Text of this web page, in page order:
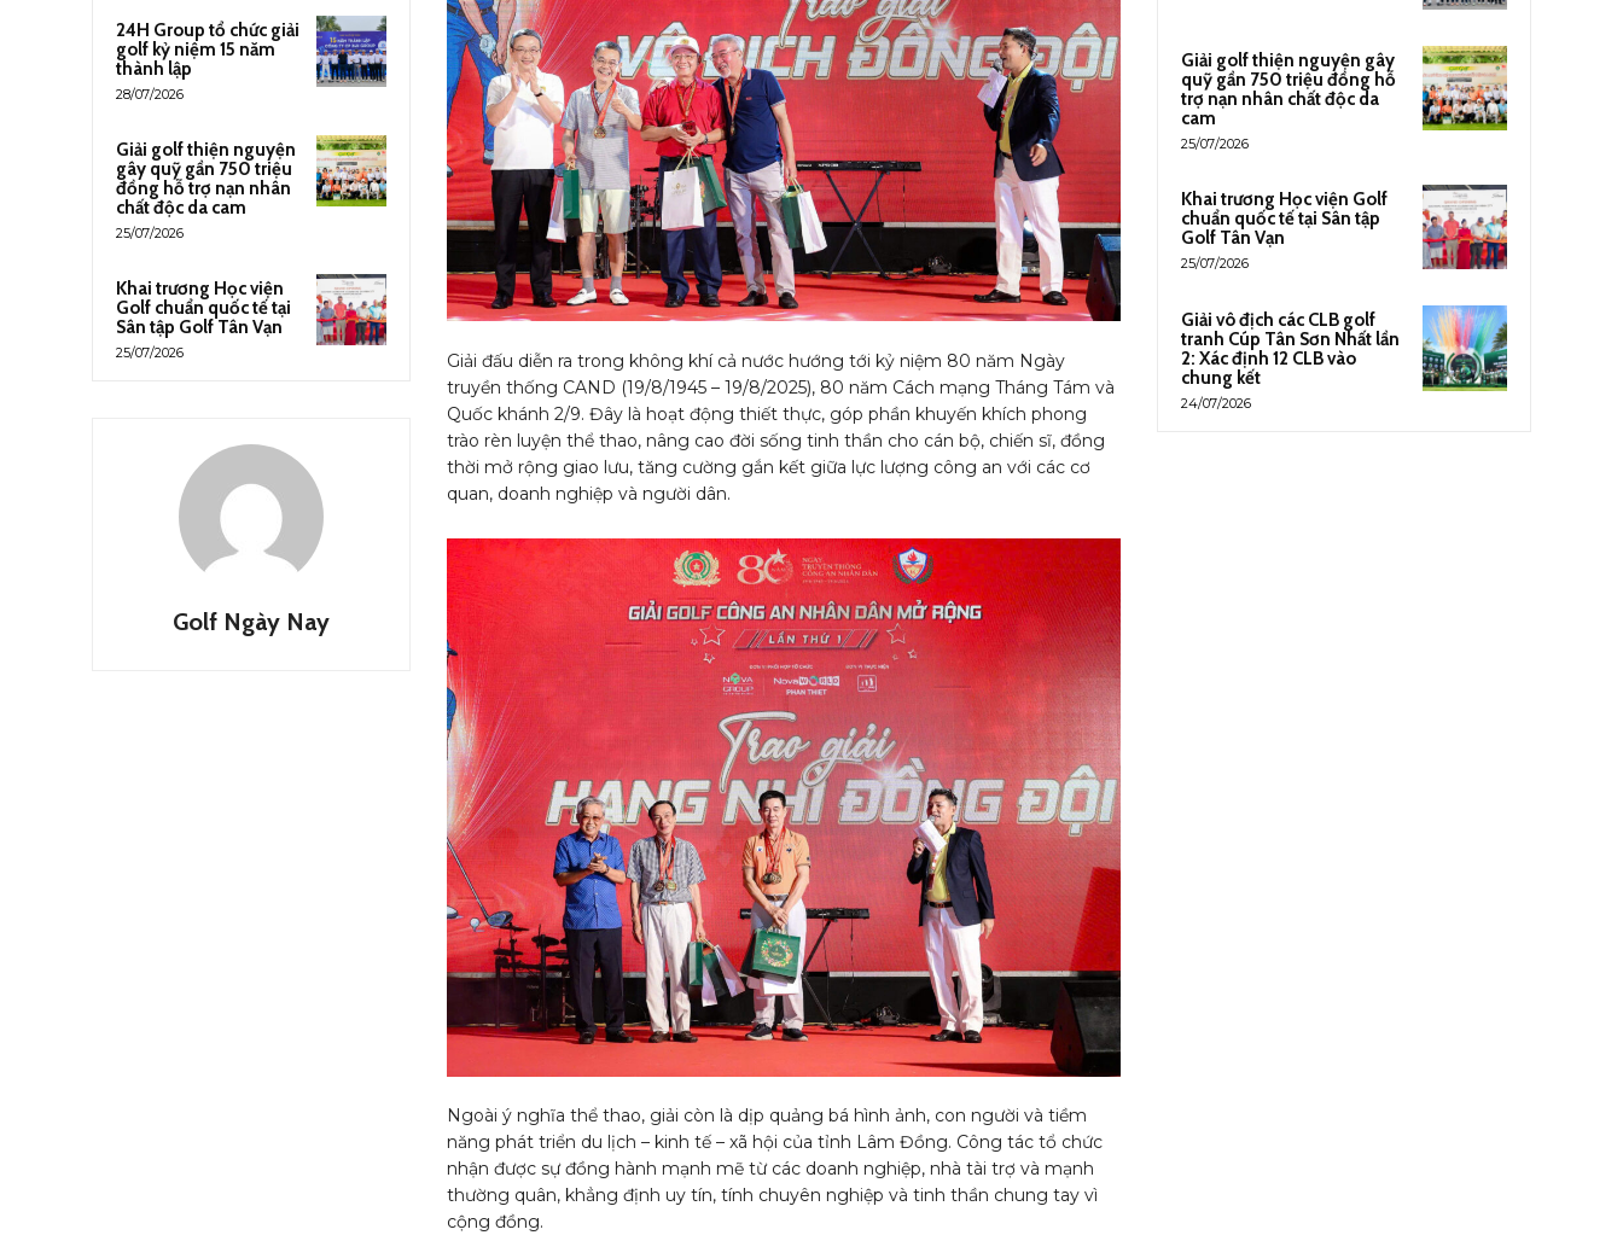
24H Group tổ chức giải
golf kỷ niệm 15 năm
thành lập
28/07/2026
Giải golf thiện nguyện
gây quỹ gần 750 triệu
đồng hỗ trợ nạn nhân
chất độc da cam
25/07/2026
Khai trương Học viện
Golf chuẩn quốc tế tại
Sân tập Golf Tân Vạn
25/07/2026
Golf Ngày Nay
Giải đấu diễn ra trong không khí cả nước hướng tới kỷ niệm 80 năm Ngày
truyền thống CAND (19/8/1945 – 19/8/2025), 80 năm Cách mạng Tháng Tám và
Quốc khánh 2/9. Đây là hoạt động thiết thực, góp phần khuyến khích phong
trào rèn luyện thể thao, nâng cao đời sống tinh thần cho cán bộ, chiến sĩ, đồng
thời mở rộng giao lưu, tăng cường gắn kết giữa lực lượng công an với các cơ
quan, doanh nghiệp và người dân.
Ngoài ý nghĩa thể thao, giải còn là dịp quảng bá hình ảnh, con người và tiềm
năng phát triển du lịch – kinh tế – xã hội của tỉnh Lâm Đồng. Công tác tổ chức
nhận được sự đồng hành mạnh mẽ từ các doanh nghiệp, nhà tài trợ và mạnh
thường quân, khẳng định uy tín, tính chuyên nghiệp và tinh thần chung tay vì
cộng đồng.
Giải golf thiện nguyện gây
quỹ gần 750 triệu đồng hỗ
trợ nạn nhân chất độc da
cam
25/07/2026
Khai trương Học viện Golf
chuẩn quốc tế tại Sân tập
Golf Tân Vạn
25/07/2026
Giải vô địch các CLB golf
tranh Cúp Tân Sơn Nhất lần
2: Xác định 12 CLB vào
chung kết
24/07/2026